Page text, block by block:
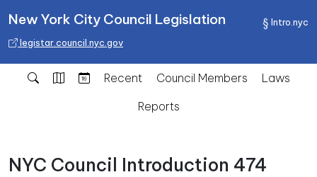
Intro.nyc
New York City Council Legislation
legistar.council.nyc.gov
Recent Council Members
Laws
Reports
NYC Council Introduction 474